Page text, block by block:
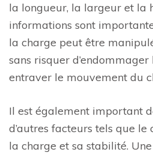
la longueur, la largeur et la
informations sont
la charge peut être
sans risquer d’endommager
entraver le mouvement du
Il est également important
d’autres facteurs tels que
la charge et sa stabilité.